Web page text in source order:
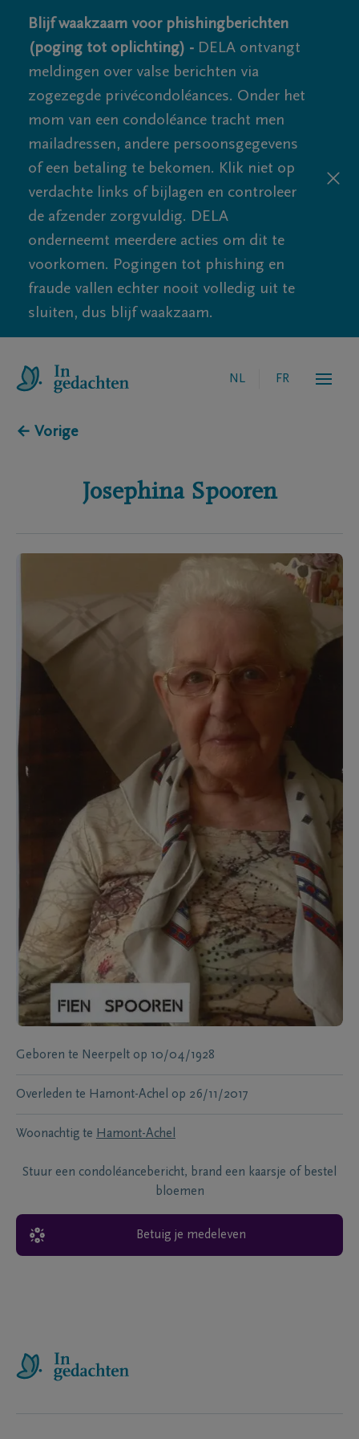
Blijf waakzaam voor phishingberichten
(poging tot oplichting) - DELA ontvangt
meldingen over valse berichten via
zogezegde privécondoléances. Onder het
mom van een condoléance tracht men
mailadressen, andere persoonsgegevens
of een betaling te bekomen. Klik niet op
verdachte links of bijlagen en controleer
de afzender zorgvuldig. DELA
onderneemt meerdere acties om dit te
voorkomen. Pogingen tot phishing en
fraude vallen echter nooit volledig uit te
sluiten, dus blijf waakzaam.
NL FR
← Vorige
Josephina Spooren
Geboren te Neerpelt op 10/04/1928
Overleden te Hamont-Achel op 26/11/2017
Woonachtig te Hamont-Achel
Stuur een condoléancebericht, brand een kaarsje of bestel
bloemen
Betuig je medeleven